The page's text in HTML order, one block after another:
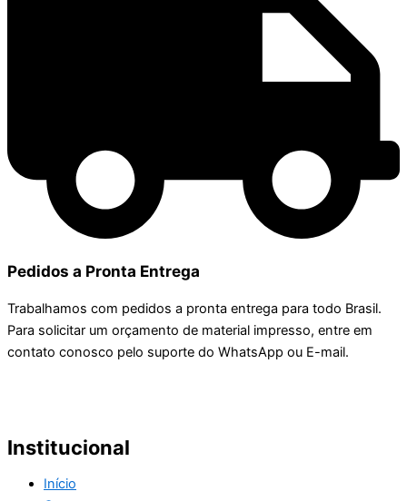
Pedidos a Pronta Entrega
Trabalhamos com pedidos a pronta entrega para todo Brasil.
Para solicitar um orçamento de material impresso, entre em
contato conosco pelo suporte do WhatsApp ou E-mail.
Institucional
Início